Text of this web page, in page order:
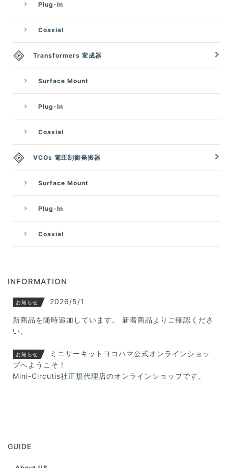
Plug-In
Coaxial
Transformers 変成器
Surface Mount
Plug-In
Coaxial
VCOs 電圧制御発振器
Surface Mount
Plug-In
Coaxial
INFORMATION
お知らせ 2026/5/1
新商品を随時追加しています。 新着商品よりご確認くださ
い。
お知らせ
ミニサーキットヨコハマ公式オンラインショッ
プへようこそ！
Mini-Circutis社正規代理店のオンラインショップです。
GUIDE